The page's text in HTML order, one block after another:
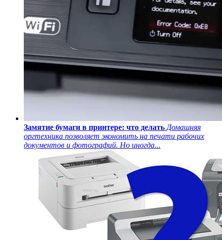
Замятие бумаги в принтере: что делать Домашняя
оргтехника позволяет экономить на печати рабочих
документов и фотографий. Но иногда...